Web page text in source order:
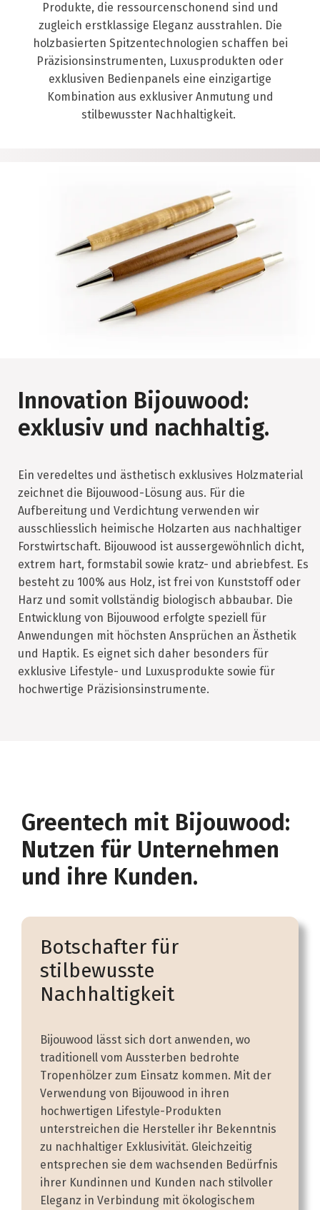
Produkte, die ressourcenschonend sind und
zugleich erstklassige Eleganz ausstrahlen. Die
holzbasierten Spitzentechnologien schaffen bei
Präzisionsinstrumenten, Luxusprodukten oder
exklusiven Bedienpanels eine einzigartige
Kombination aus exklusiver Anmutung und
stilbewusster Nachhaltigkeit.
Innovation Bijouwood:
exklusiv und nachhaltig.
Ein veredeltes und ästhetisch exklusives Holzmaterial
zeichnet die Bijouwood-Lösung aus. Für die
Aufbereitung und Verdichtung verwenden wir
ausschliesslich heimische Holzarten aus nachhaltiger
Forstwirtschaft. Bijouwood ist aussergewöhnlich dicht,
extrem hart, formstabil sowie kratz- und abriebfest. Es
besteht zu 100% aus Holz, ist frei von Kunststoff oder
Harz und somit vollständig biologisch abbaubar. Die
Entwicklung von Bijouwood erfolgte speziell für
Anwendungen mit höchsten Ansprüchen an Ästhetik
und Haptik. Es eignet sich daher besonders für
exklusive Lifestyle- und Luxusprodukte sowie für
hochwertige Präzisionsinstrumente.
Greentech mit Bijouwood:
Nutzen für Unternehmen
und ihre Kunden.
Botschafter für
stilbewusste
Nachhaltigkeit
Bijouwood lässt sich dort anwenden, wo
traditionell vom Aussterben bedrohte
Tropenhölzer zum Einsatz kommen. Mit der
Verwendung von Bijouwood in ihren
hochwertigen Lifestyle-Produkten
unterstreichen die Hersteller ihr Bekenntnis
zu nachhaltiger Exklusivität. Gleichzeitig
entsprechen sie dem wachsenden Bedürfnis
ihrer Kundinnen und Kunden nach stilvoller
Eleganz in Verbindung mit ökologischem